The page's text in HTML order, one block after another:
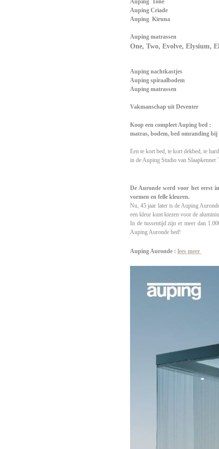
Auping Tone
Auping Criade
Auping Kiruna
Auping matrassen
One, Two, Evolve, Elysium,
Auping nachtkastjes
Auping spiraalbodem
Auping matrassen
Vakmanschap uit Deventer
Koop een compleet Auping bed :
matras, bodem, bed omranding
Een te kort bed, te kort dekbed, te
in de Auping Studio van
De Auronde werd voor het eerst
vormen en felle kleuren.
Nu, 45 jaar later is de Auping
een kleur kunt kiezen voor de
In de tussentijd zijn er meer dan
Auping Auronde bed!
Auping Auronde : lees meer